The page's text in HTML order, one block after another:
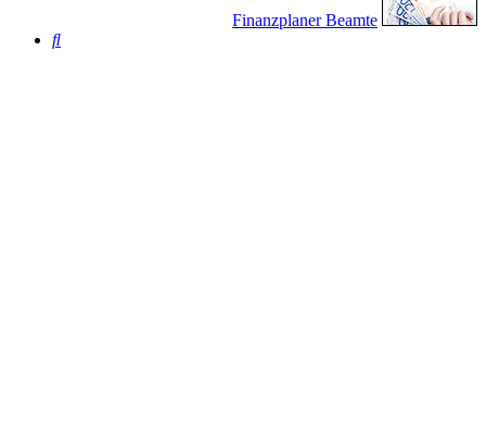
Finanzplaner Beamte
Suche